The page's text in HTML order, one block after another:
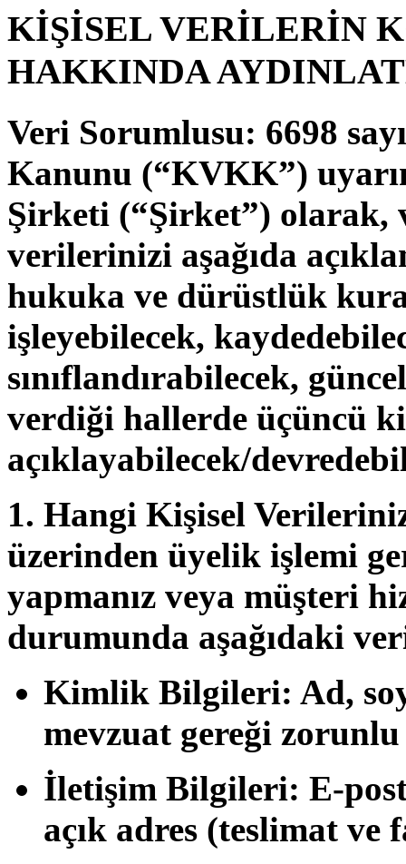
KİŞİSEL VERİLERİN
HAKKINDA
Veri Sorumlusu: 6698
Kanunu (“KVKK”)
Şirketi (“Şirket”) olarak,
verilerinizi aşağıda
hukuka ve dürüstlük
işleyebilecek,
sınıflandırabilecek,
verdiği hallerde üçüncü
açıklayabilecek/
1. Hangi Kişisel
üzerinden üyelik işlemi
yapmanız veya müşteri
durumunda aşağıdaki
Kimlik Bilgileri: Ad,
mevzuat gereği
İletişim Bilgileri: E-
açık adres (teslimat ve